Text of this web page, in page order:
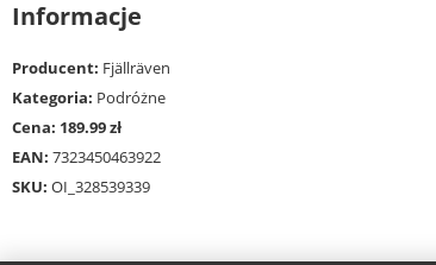
Informacje
Producent: Fjällräven
Kategoria: Podróżne
Cena: 189.99 zł
EAN: 7323450463922
SKU: OI_328539339